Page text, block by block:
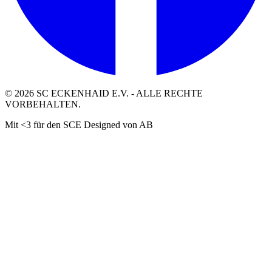
© 2026 SC ECKENHAID E.V. - ALLE RECHTE
VORBEHALTEN.
Mit <3 für den SCE Designed von AB